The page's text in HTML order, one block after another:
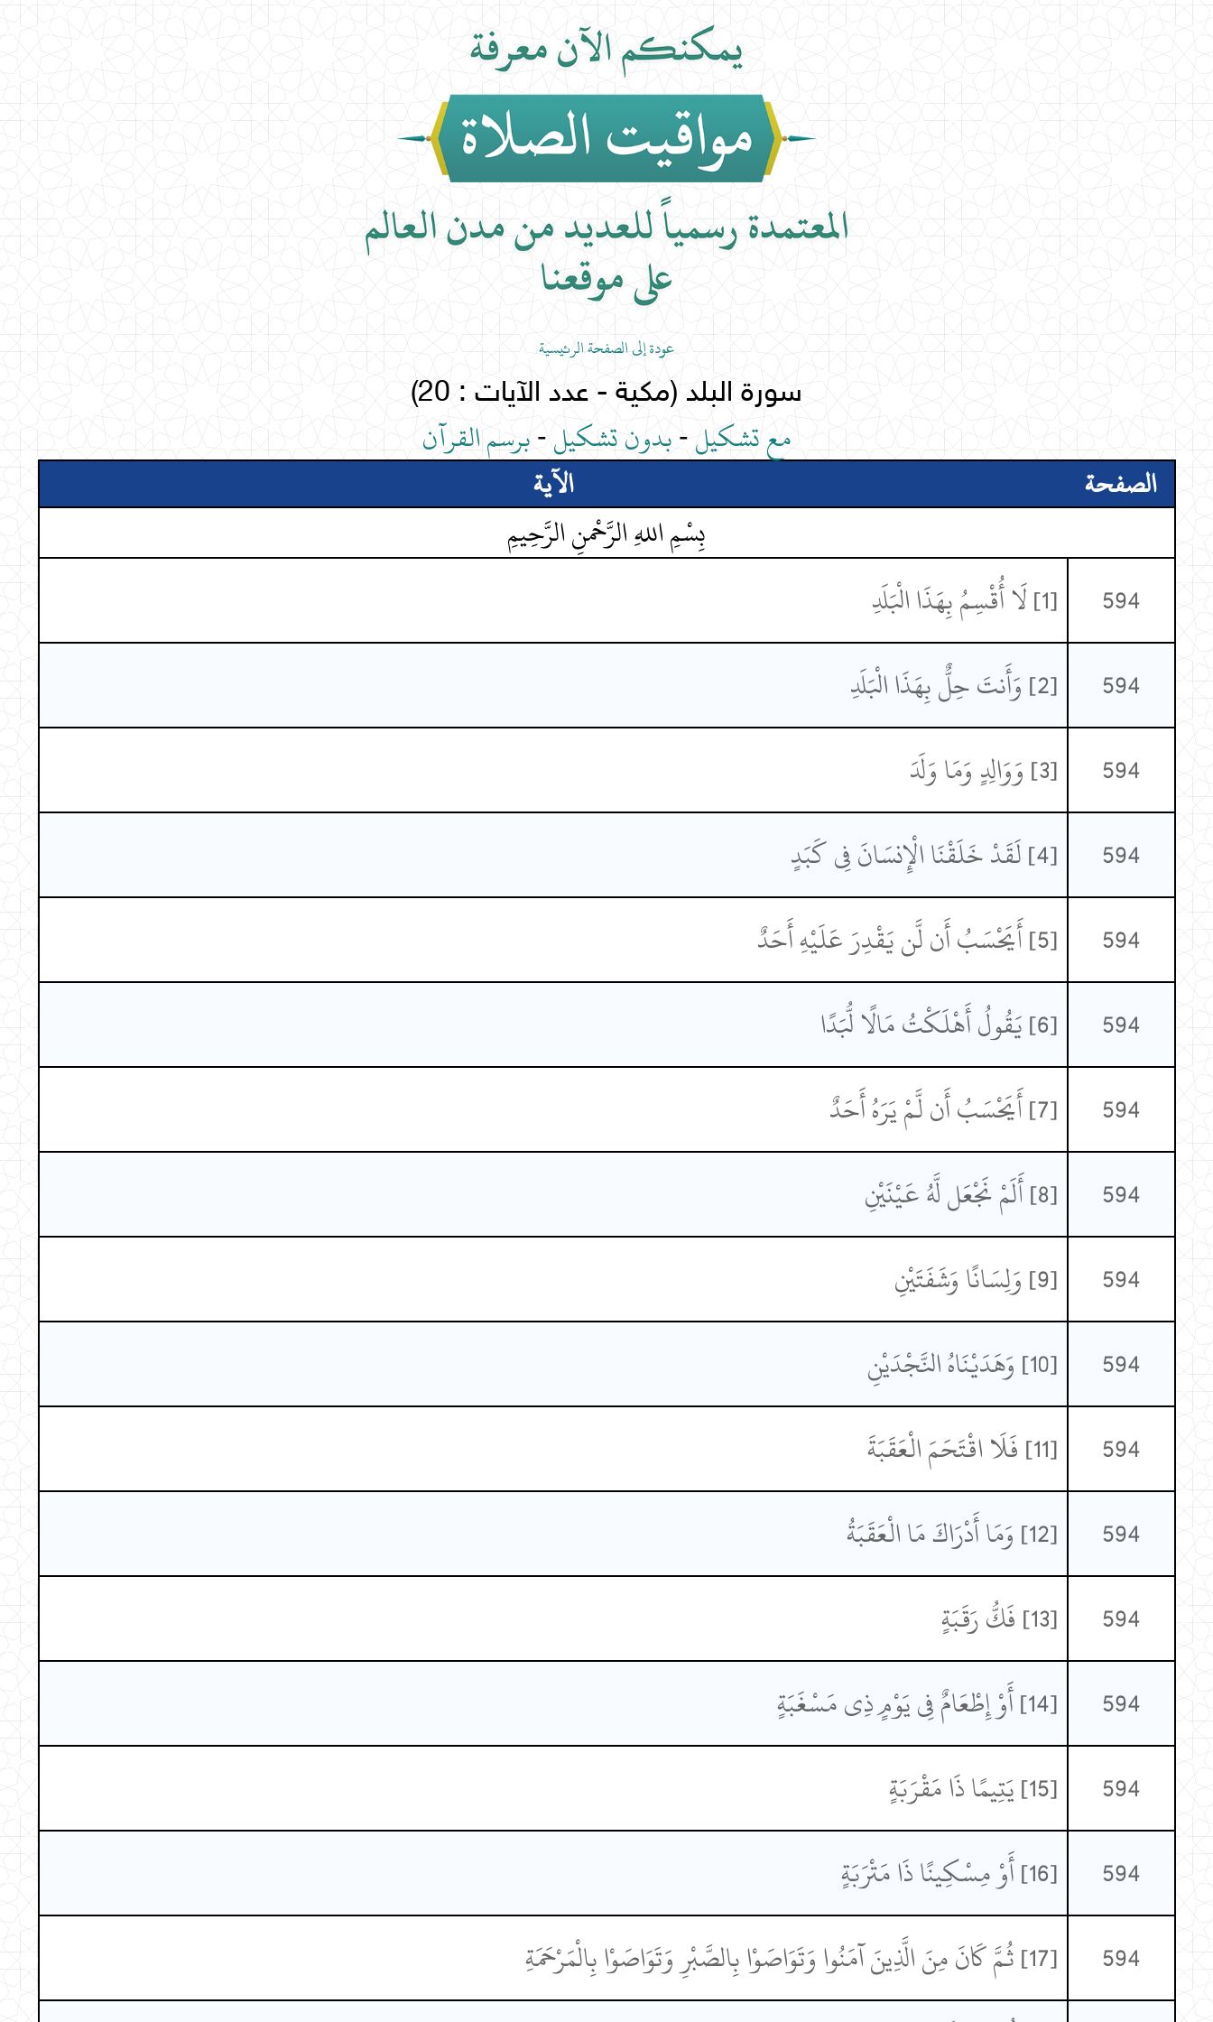
عودة إلى الصفحة الرئيسية
سورة البلد (مكية - عدد الآيات : 20)
مع تشكيل-بدون تشكيل-برسم القرآن
الصفحة
الآية
بِسْمِ اللهِ الرَّحْمنِ الرَّحِيمِ
594
[1] لَا أُقْسِمُ بِهَذَا الْبَلَدِ
594
[2] وَأَنتَ حِلٌّ بِهَذَا الْبَلَدِ
594
[3] وَوَالِدٍ وَمَا وَلَدَ
594
[4] لَقَدْ خَلَقْنَا الْإِنسَانَ فِي كَبَدٍ
594
[5] أَيَحْسَبُ أَن لَّن يَقْدِرَ عَلَيْهِ أَحَدٌ
594
[6] يَقُولُ أَهْلَكْتُ مَالًا لُّبَدًا
594
[7] أَيَحْسَبُ أَن لَّمْ يَرَهُ أَحَدٌ
594
[8] أَلَمْ نَجْعَل لَّهُ عَيْنَيْنِ
594
[9] وَلِسَانًا وَشَفَتَيْنِ
594
[10] وَهَدَيْنَاهُ النَّجْدَيْنِ
594
[11] فَلَا اقْتَحَمَ الْعَقَبَةَ
594
[12] وَمَا أَدْرَاكَ مَا الْعَقَبَةُ
594
[13] فَكُّ رَقَبَةٍ
594
[14] أَوْ إِطْعَامٌ فِي يَوْمٍ ذِي مَسْغَبَةٍ
594
[15] يَتِيمًا ذَا مَقْرَبَةٍ
594
[16] أَوْ مِسْكِينًا ذَا مَتْرَبَةٍ
594
[17] ثُمَّ كَانَ مِنَ الَّذِينَ آمَنُوا وَتَوَاصَوْا بِالصَّبْرِ وَتَوَاصَوْا بِالْمَرْحَمَةِ